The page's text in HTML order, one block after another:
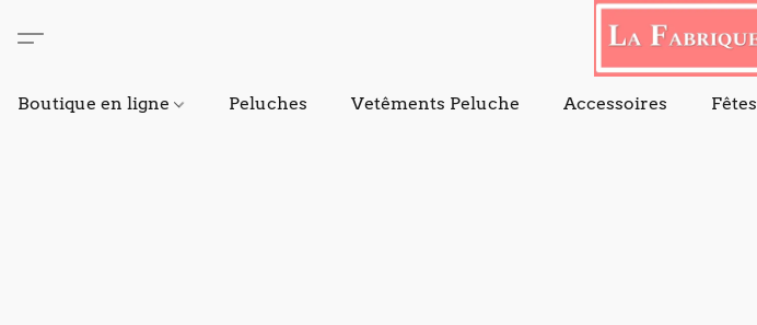
Boutique en ligne Peluches Vetêments Peluche Accessoires Fêtes